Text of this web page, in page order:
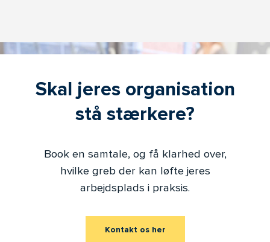
Skal jeres organisation
stå stærkere?
Book en samtale, og få klarhed over,
hvilke greb der kan løfte jeres
arbejdsplads i praksis.
Kontakt os her